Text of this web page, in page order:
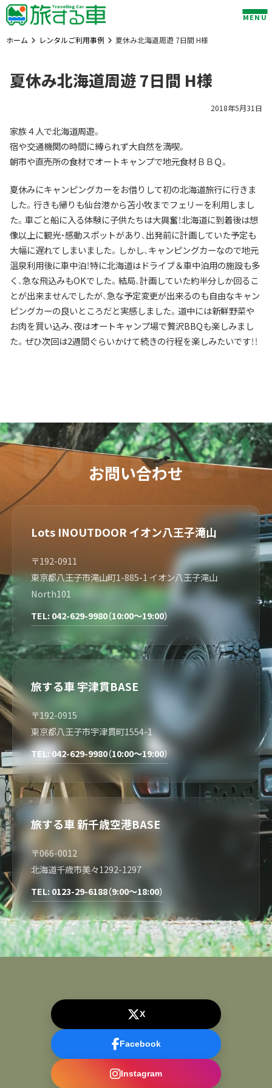
Skip
to
content
MENU
ホーム レンタルご利用事例 夏休み北海道周遊 7日間 H様
夏休み北海道周遊 7日間 H様
2018年5月31日
家族４人で北海道周遊。
宿や交通機関の時間に縛られず大自然を満喫。
朝市や直売所の食材でオートキャンプで地元食材ＢＢＱ。
夏休みにキャンピングカーをお借りして初の北海道旅行に行きま
した。行きも帰りも仙台港から苫小牧までフェリーを利用しまし
た。車ごと船に入る体験に子供たちは大興奮！北海道に到着後は想
像以上に観光・感動スポットがあり、出発前に計画していた予定も
大幅に遅れてしまいました。しかし、キャンピングカーなので地元
温泉利用後に車中泊！特に北海道はドライブ＆車中泊用の施設も多
く、急な飛込みもOKでした。結局、計画していた約半分しか回るこ
とが出来ませんでしたが、急な予定変更が出来るのも自由なキャン
ピングカーの良いところだと実感しました。道中には新鮮野菜や
お肉を買い込み、夜はオートキャンプ場で贅沢BBQも楽しみまし
た。ぜひ次回は2週間ぐらいかけて続きの行程を楽しみたいです！！
お問い合わせ
Lots INOUTDOOR イオン八王子滝山
〒192-0911
東京都八王子市滝山町1-885-1 イオン八王子滝山
North101
TEL: 042-629-9980（10:00～19:00）
旅する車 宇津貫BASE
〒192-0915
東京都八王子市宇津貫町1554-1
TEL: 042-629-9980（10:00～19:00）
旅する車 新千歳空港BASE
〒066-0012
北海道千歳市美々1292-1297
TEL: 0123-29-6188（9:00～18:00）
X
Facebook
Instagram